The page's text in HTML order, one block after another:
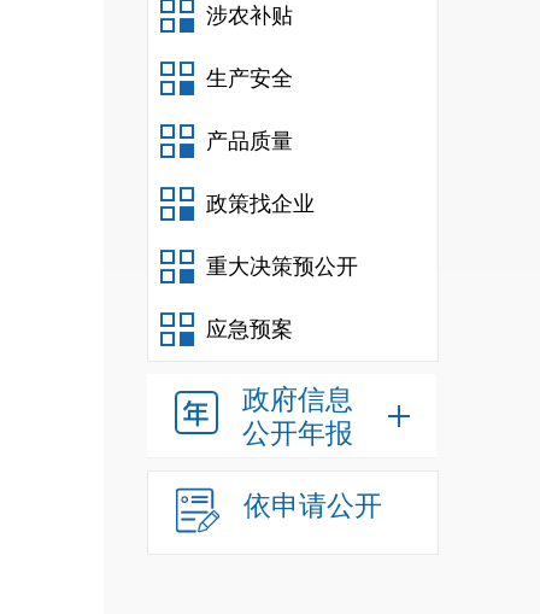
涉农补贴
生产安全
产品质量
政策找企业
重大决策预公开
应急预案
政府信息
公开年报
依申请公开